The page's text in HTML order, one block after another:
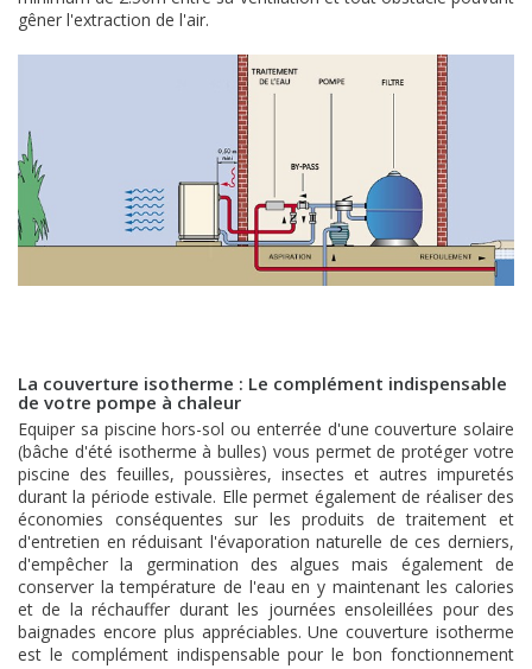
gêner l'extraction de l'air.
La couverture isotherme : Le complément indispensable
de votre pompe à chaleur
Equiper sa piscine hors-sol ou enterrée d'une couverture solaire
(bâche d'été isotherme à bulles) vous permet de protéger votre
piscine des feuilles, poussières, insectes et autres impuretés
durant la période estivale. Elle permet également de réaliser des
économies conséquentes sur les produits de traitement et
d'entretien en réduisant l'évaporation naturelle de ces derniers,
d'empêcher la germination des algues mais également de
conserver la température de l'eau en y maintenant les calories
et de la réchauffer durant les journées ensoleillées pour des
baignades encore plus appréciables. Une couverture isotherme
est le complément indispensable pour le bon fonctionnement